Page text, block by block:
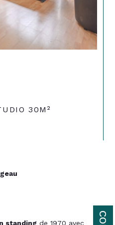
30M²
standing de 1970 avec